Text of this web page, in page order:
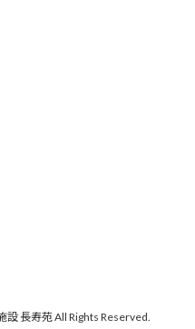
長寿苑 All Rights Reserved.